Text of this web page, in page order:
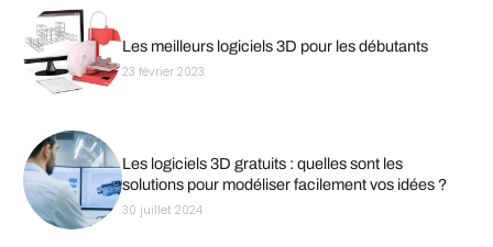
Les meilleurs logiciels 3D pour les débutants
23 février 2023
Les logiciels 3D gratuits : quelles sont les
solutions pour modéliser facilement vos idées ?
30 juillet 2024